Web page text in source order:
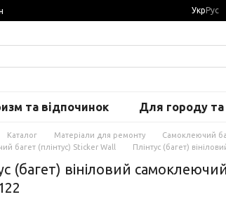
УкрРус
та відпочинок Для городу та
Каталог Матеріали для ремонту
Самоклеючий
багет (плінтус) Sticker Wall
Плінтус (багет)
(багет) вініловий